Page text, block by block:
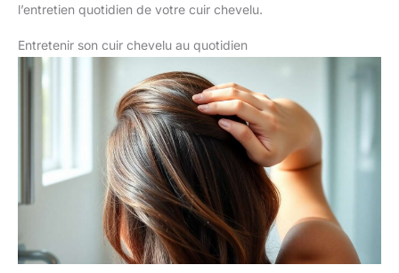
l’entretien quotidien de votre cuir chevelu.
Entretenir son cuir chevelu au quotidien